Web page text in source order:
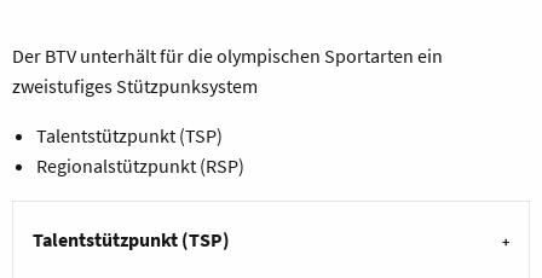
Der BTV unterhält für die olympischen Sportarten ein
zweistufiges Stützpunksystem
Talentstützpunkt (TSP)
Regionalstützpunkt (RSP)
Talentstützpunkt (TSP)